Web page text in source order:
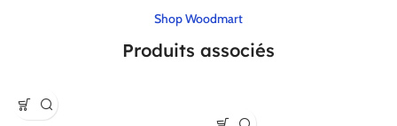
Shop Woodmart
Produits associés